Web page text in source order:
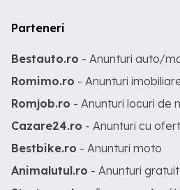
Parteneri
Bestauto.ro - Anunturi auto/
Romimo.ro - Anunturi
Romjob.ro - Anunturi locuri de
Cazare24.ro - Anunturi cu
Bestbike.ro - Anunturi moto
Animalutul.ro - Anunturi